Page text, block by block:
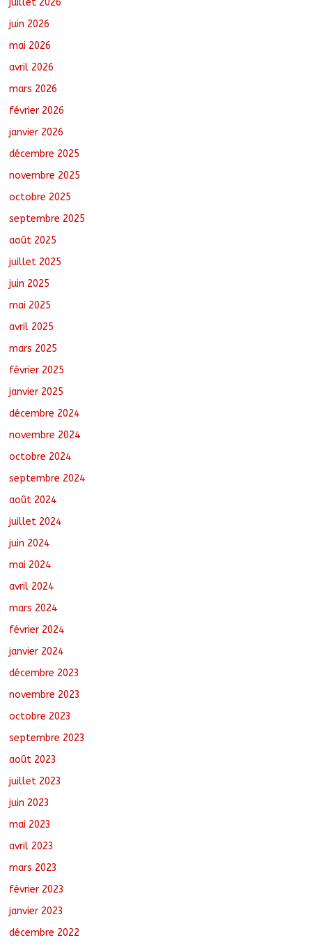
juin 2026
mai 2026
avril 2026
mars 2026
février 2026
janvier 2026
décembre 2025
novembre 2025
octobre 2025
septembre 2025
août 2025
juillet 2025
juin 2025
mai 2025
avril 2025
mars 2025
février 2025
janvier 2025
décembre 2024
novembre 2024
octobre 2024
septembre 2024
août 2024
juillet 2024
juin 2024
mai 2024
avril 2024
mars 2024
février 2024
janvier 2024
décembre 2023
novembre 2023
octobre 2023
septembre 2023
août 2023
juillet 2023
juin 2023
mai 2023
avril 2023
mars 2023
février 2023
janvier 2023
décembre 2022